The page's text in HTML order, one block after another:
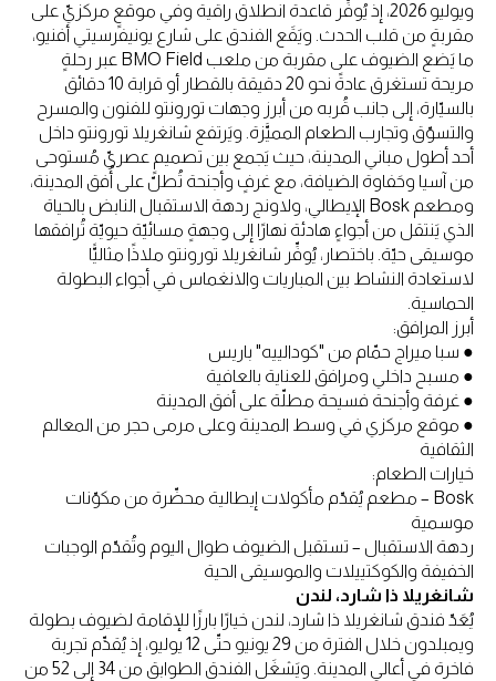
ويوليو 2026، إذ يُوفِّر قاعدة انطلاق راقية وفي موقعٍ مركزيّ على
مقربةٍ من قلب الحدث. ويَقَع الفندق على شارع يونيفرسيتي أفنيو،
ما يَضع الضيوف على مقربة من ملعب BMO Field عبر رحلةٍ
مريحة تستغرق عادةً نحو 20 دقيقة بالقطار أو قرابة 10 دقائق
بالسيّارة، إلى جانب قُربه من أبرز وجهات تورونتو للفنون والمسرح
والتسوّق وتجارب الطعام المميَّزة. ويَرتفع شانغريلا تورونتو داخل
أحد أطول مباني المدينة، حيث يَجمع بين تصميمٍ عصريّ مُستوحى
من آسيا وحَفاوة الضيافة، مع غرفٍ وأجنحة تُطلّ على أُفق المدينة،
ومطعم Bosk الإيطالي، ولاونج ردهة الاستقبال النابض بالحياة
الذي يَنتقل من أجواءٍ هادئة نهارًا إلى وجهةٍ مسائيّة حيويّة تُرافقها
موسيقى حيّة. باختصار، يُوفِّر شانغريلا تورونتو ملاذًا مثاليًّا
لاستعادة النشاط بين المباريات والانغماس في أجواء البطولة
الحماسية.
أبرز المرافق:
● سبا ميراج حمّام من "كودالييه" باريس
● مسبح داخلي ومرافق للعناية بالعافية
● غرفة وأجنحة فسيحة مطلّة على أفق المدينة
● موقع مركزي في وسط المدينة وعلى مرمى حجر من المعالم
الثقافية
خيارات الطعام:
Bosk – مطعم يُقدّم مأكولات إيطالية محضّرة من مكوّنات
موسمية
ردهة الاستقبال – تستقبل الضيوف طوال اليوم وتُقدّم الوجبات
الخفيفة والكوكتييلات والموسيقى الحية
شانغريلا ذا شارد، لندن
يُعَدّ فندق شانغريلا ذا شارد، لندن خيارًا بارزًا للإقامة لضيوف بطولة
ويمبلدون خلال الفترة من 29 يونيو حتّى 12 يوليو، إذ يُقدِّم تجربة
فاخرة في أعالي المدينة. ويَشغَل الفندق الطوابق من 34 إلى 52 من